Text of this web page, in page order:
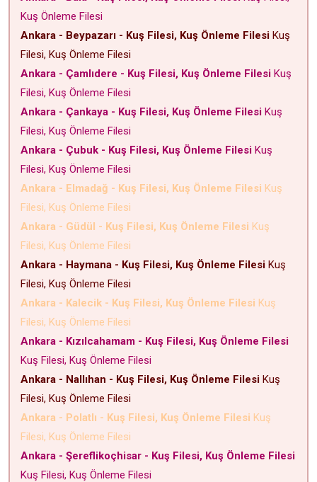
Kuş Önleme Filesi
Ankara - Beypazarı - Kuş Filesi, Kuş Önleme Filesi Kuş
Filesi, Kuş Önleme Filesi
Ankara - Çamlıdere - Kuş Filesi, Kuş Önleme Filesi Kuş
Filesi, Kuş Önleme Filesi
Ankara - Çankaya - Kuş Filesi, Kuş Önleme Filesi Kuş
Filesi, Kuş Önleme Filesi
Ankara - Çubuk - Kuş Filesi, Kuş Önleme Filesi Kuş
Filesi, Kuş Önleme Filesi
Ankara - Elmadağ - Kuş Filesi, Kuş Önleme Filesi Kuş
Filesi, Kuş Önleme Filesi
Ankara - Güdül - Kuş Filesi, Kuş Önleme Filesi Kuş
Filesi, Kuş Önleme Filesi
Ankara - Haymana - Kuş Filesi, Kuş Önleme Filesi Kuş
Filesi, Kuş Önleme Filesi
Ankara - Kalecik - Kuş Filesi, Kuş Önleme Filesi Kuş
Filesi, Kuş Önleme Filesi
Ankara - Kızılcahamam - Kuş Filesi, Kuş Önleme Filesi
Kuş Filesi, Kuş Önleme Filesi
Ankara - Nallıhan - Kuş Filesi, Kuş Önleme Filesi Kuş
Filesi, Kuş Önleme Filesi
Ankara - Polatlı - Kuş Filesi, Kuş Önleme Filesi Kuş
Filesi, Kuş Önleme Filesi
Ankara - Şereflikoçhisar - Kuş Filesi, Kuş Önleme Filesi
Kuş Filesi, Kuş Önleme Filesi